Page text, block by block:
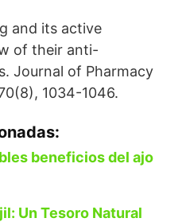
and its active
of their anti-
Journal of Pharmacy
1034-1046.
beneficios del ajo
Un Tesoro Natural